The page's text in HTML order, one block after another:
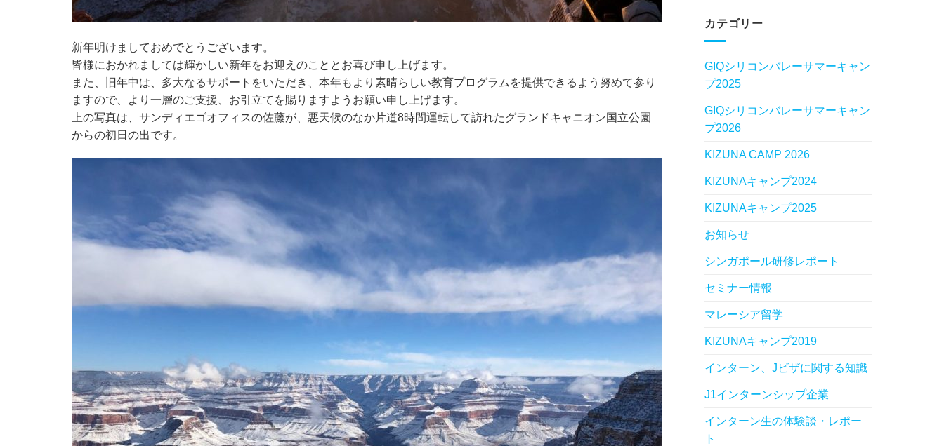
新年明けましておめでとうございます。
皆様におかれましては輝かしい新年をお迎えのこととお喜び申し上げます。
また、旧年中は、多大なるサポートをいただき、本年もより素晴らしい教育プログラムを提供できるよう努めて参り
ますので、より一層のご支援、お引立てを賜りますようお願い申し上げます。
上の写真は、サンディエゴオフィスの佐藤が、悪天候のなか片道8時間運転して訪れたグランドキャニオン国立公園
からの初日の出です。
カテゴリー
GIQシリコンバレーサマーキャン
プ2025
GIQシリコンバレーサマーキャン
プ2026
KIZUNA CAMP 2026
KIZUNAキャンプ2024
KIZUNAキャンプ2025
お知らせ
シンガポール研修レポート
セミナー情報
マレーシア留学
KIZUNAキャンプ2019
インターン、Jビザに関する知識
J1インターンシップ企業
インターン生の体験談・レポー
ト